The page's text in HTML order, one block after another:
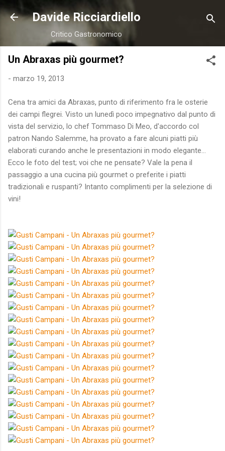
Passa ai contenuti principali
Davide Ricciardiello
Critico Gastronomico
Un Abraxas più gourmet?
- marzo 19, 2013
Cena tra amici da Abraxas, punto di riferimento fra le osterie
dei campi flegrei. Visto un lunedì poco impegnativo dal punto di
vista del servizio, lo chef Tommaso Di Meo, d'accordo col
patron Nando Salemme, ha provato a fare alcuni piatti più
elaborati curando anche le presentazioni in modo elegante...
Ecco le foto del test; voi che ne pensate? Vale la pena il
passaggio a una cucina più gourmet o preferite i piatti
tradizionali e ruspanti? Intanto complimenti per la selezione di
vini!